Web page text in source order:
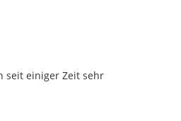
seit einiger Zeit sehr